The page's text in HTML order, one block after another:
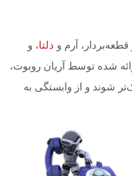
دلتا، و
شده توسط آریان روبوت،
شوند و از وابستگی به